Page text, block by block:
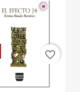
favorite_border